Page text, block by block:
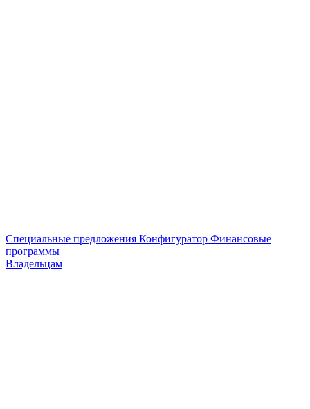
Специальные предложения Конфигуратор Финансовые
программы
Владельцам